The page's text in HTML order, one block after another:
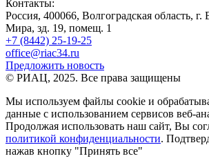
Контакты:
Россия, 400066, Волгоградская область, г.
Мира, зд. 19, помещ. 1
+7 (8442) 25-19-25
office@riac34.ru
Предложить новость
© РИАЦ, 2025. Все права защищены
Мы используем файлы сookie и
данные с использованием сервисов веб-
Продолжая использовать наш сайт, Вы
политикой конфиденциальности.
нажав кнопку "Принять все"